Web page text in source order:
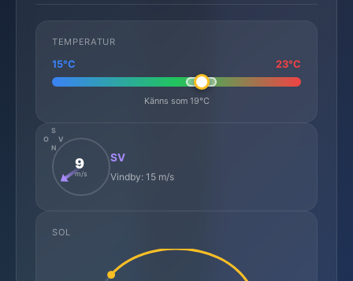
TEMPERATUR
15°C 23°C
Känns som 19°C
N
S
O
V
9
m/s
SV
Vindby: 15 m/s
SOL